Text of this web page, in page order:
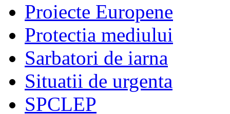
Proiecte Europene
Protectia mediului
Sarbatori de iarna
Situatii de urgenta
SPCLEP